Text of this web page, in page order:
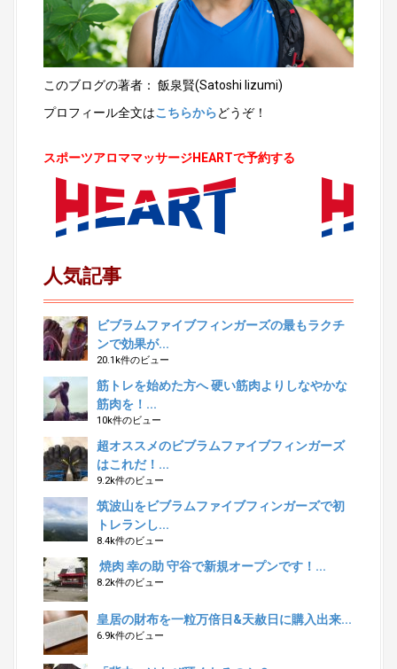
このブログの著者： 飯泉賢(Satoshi Iizumi)
プロフィール全文はこちらからどうぞ！
スポーツアロママッサージHEARTで予約する
人気記事
ビブラムファイブフィンガーズの最もラクチ
ンで効果が...
20.1k件のビュー
筋トレを始めた方へ 硬い筋肉よりしなやかな
筋肉を！...
10k件のビュー
超オススメのビブラムファイブフィンガーズ
はこれだ！...
9.2k件のビュー
筑波山をビブラムファイブフィンガーズで初
トレランし...
8.4k件のビュー
焼肉 幸の助 守谷で新規オープンです！...
8.2k件のビュー
皇居の財布を一粒万倍日&天赦日に購入出来...
6.9k件のビュー